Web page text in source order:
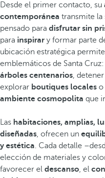
Desde el primer contacto, su
contemporánea transmite la
pensado para disfrutar sin
para inspirar y formar parte
ubicación estratégica
emblemáticos de Santa
árboles centenarios,
explorar boutiques locales o
ambiente cosmopolita que
Las habitaciones, amplias,
diseñadas, ofrecen un
y estética. Cada detalle
elección de materiales y
favorecer el descanso, el